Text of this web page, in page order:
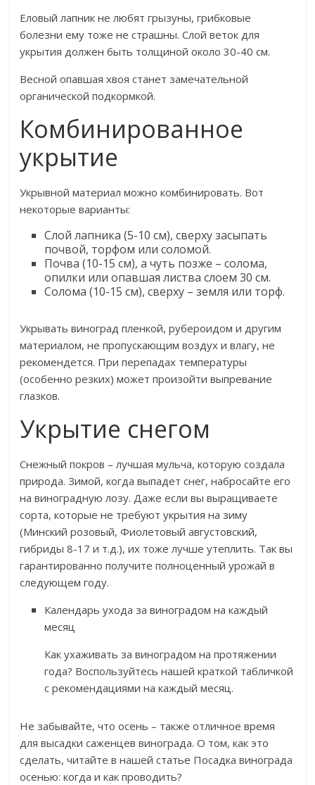
Еловый лапник не любят грызуны, грибковые
болезни ему тоже не страшны. Слой веток для
укрытия должен быть толщиной около 30-40 см.
Весной опавшая хвоя станет замечательной
органической подкормкой.
Комбинированное
укрытие
Укрывной материал можно комбинировать. Вот
некоторые варианты:
Слой лапника (5-10 см), сверху засыпать
почвой, торфом или соломой.
Почва (10-15 см), а чуть позже – солома,
опилки или опавшая листва слоем 30 см.
Солома (10-15 см), сверху – земля или торф.
Укрывать виноград пленкой, рубероидом и другим
материалом, не пропускающим воздух и влагу, не
рекомендется. При перепадах температуры
(особенно резких) может произойти выпревание
глазков.
Укрытие снегом
Снежный покров – лучшая мульча, которую создала
природа. Зимой, когда выпадет снег, набросайте его
на виноградную лозу. Даже если вы выращиваете
сорта, которые не требуют укрытия на зиму
(Минский розовый, Фиолетовый августовский,
гибриды 8-17 и т.д.), их тоже лучше утеплить. Так вы
гарантированно получите полноценный урожай в
следующем году.
Календарь ухода за виноградом на каждый
месяц
Как ухаживать за виноградом на протяжении
года? Воспользуйтесь нашей краткой табличкой
с рекомендациями на каждый месяц.
Не забывайте, что осень – также отличное время
для высадки саженцев винограда. О том, как это
сделать, читайте в нашей статье Посадка винограда
осенью: когда и как проводить?